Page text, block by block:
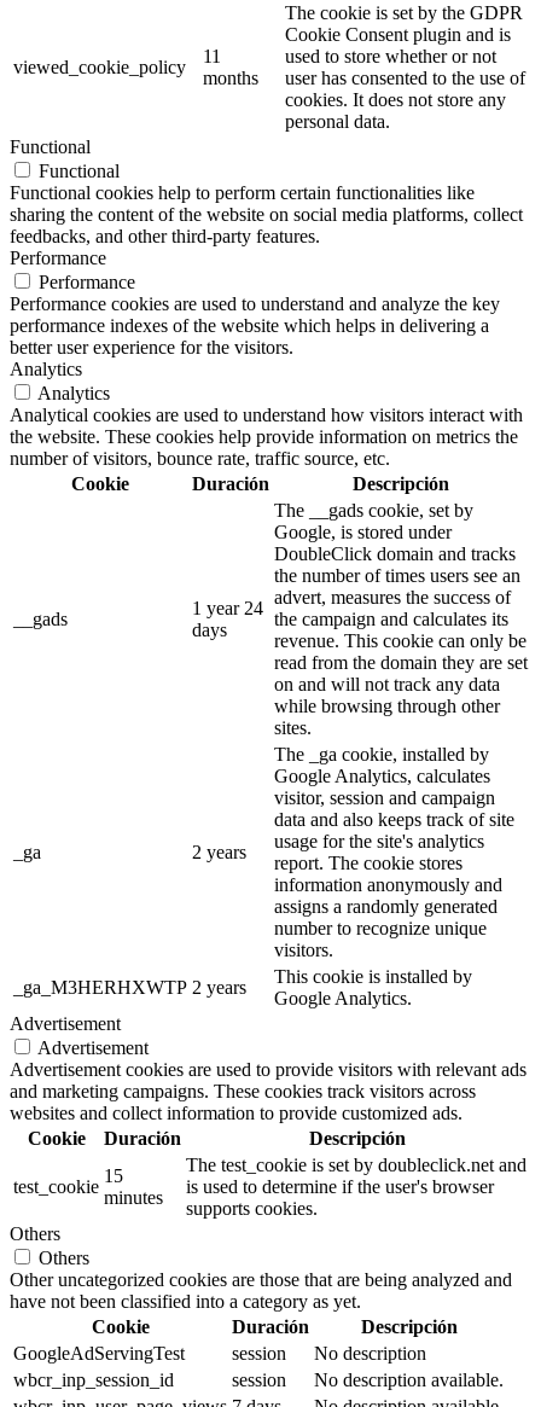
viewed_cookie_policy
11
months
The cookie is set by the GDPR
Cookie Consent plugin and is
used to store whether or not
user has consented to the use of
cookies. It does not store any
personal data.
Functional
Functional
Functional cookies help to perform certain functionalities like
sharing the content of the website on social media platforms, collect
feedbacks, and other third-party features.
Performance
Performance
Performance cookies are used to understand and analyze the key
performance indexes of the website which helps in delivering a
better user experience for the visitors.
Analytics
Analytics
Analytical cookies are used to understand how visitors interact with
the website. These cookies help provide information on metrics the
number of visitors, bounce rate, traffic source, etc.
Cookie
Duración Descripción
__gads
1 year 24
days
The __gads cookie, set by
Google, is stored under
DoubleClick domain and tracks
the number of times users see an
advert, measures the success of
the campaign and calculates its
revenue. This cookie can only be
read from the domain they are set
on and will not track any data
while browsing through other
sites.
_ga 2 years
The _ga cookie, installed by
Google Analytics, calculates
visitor, session and campaign
data and also keeps track of site
usage for the site's analytics
report. The cookie stores
information anonymously and
assigns a randomly generated
number to recognize unique
visitors.
_ga_M3HERHXWTP 2 years
This cookie is installed by
Google Analytics.
Advertisement
Advertisement
Advertisement cookies are used to provide visitors with relevant ads
and marketing campaigns. These cookies track visitors across
websites and collect information to provide customized ads.
Cookie
Duración Descripción
test_cookie
15
minutes
The test_cookie is set by doubleclick.net and
is used to determine if the user's browser
supports cookies.
Others
Others
Other uncategorized cookies are those that are being analyzed and
have not been classified into a category as yet.
Cookie
Duración
Descripción
GoogleAdServingTest
session
No description
wbcr_inp_session_id
session
No description available.